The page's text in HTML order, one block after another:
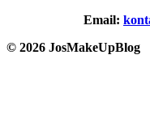
Email:
© 2026 JosMakeUpBlog